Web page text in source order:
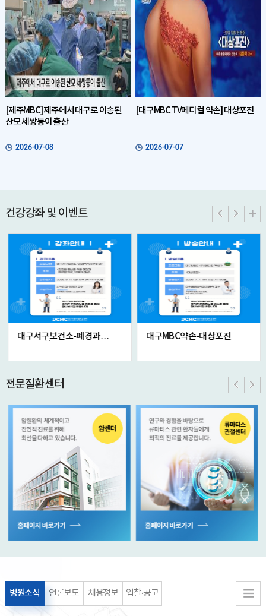
[제주MBC] 제주에서 대구로 이송된
산모 세쌍둥이 출산
2026-07-08
[대구MBC TV메디컬 약손] 대상포진
2026-07-07
건강강좌 및 이벤트
대구서구보건소-폐경과
대구MBC약손-대상포진
전문질환센터
병원소식 언론보도 채용정보 입찰·공고